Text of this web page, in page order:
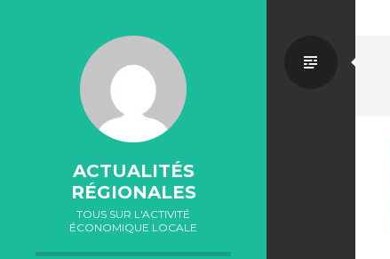
ACTUALITÉS
RÉGIONALES
TOUS SUR L'ACTIVITÉ
ÉCONOMIQUE LOCALE
Par